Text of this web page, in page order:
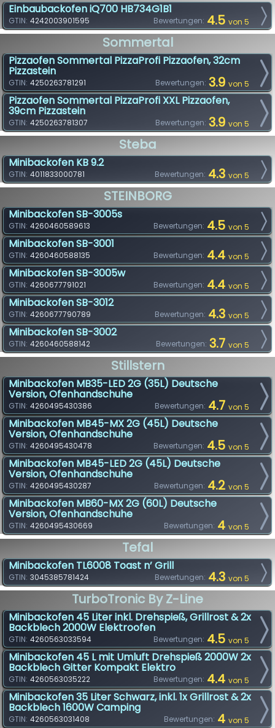
Einbaubackofen iQ700 HB734G1B1
Bewertungen: 4.5 von 5
GTIN: 4242003901595
Sommertal
Pizzaofen Sommertal PizzaProfi Pizzaofen, 32cm
Pizzastein
Bewertungen: 3.9 von 5
GTIN: 4250263781291
Pizzaofen Sommertal PizzaProfi XXL Pizzaofen,
39cm Pizzastein
Bewertungen: 3.9 von 5
GTIN: 4250263781307
Steba
Minibackofen KB 9.2
Bewertungen: 4.3 von 5
GTIN: 4011833000781
STEINBORG
Minibackofen SB-3005s
Bewertungen: 4.5 von 5
GTIN: 4260460589613
Minibackofen SB-3001
Bewertungen: 4.4 von 5
GTIN: 4260460588135
Minibackofen SB-3005w
Bewertungen: 4.4 von 5
GTIN: 4260677791021
Minibackofen SB-3012
Bewertungen: 4.3 von 5
GTIN: 4260677790789
Minibackofen SB-3002
Bewertungen: 3.7 von 5
GTIN: 4260460588142
Stillstern
Minibackofen MB35-LED 2G (35L) Deutsche
Version, Ofenhandschuhe
Bewertungen: 4.7 von 5
GTIN: 4260495430386
Minibackofen MB45-MX 2G (45L) Deutsche
Version, Ofenhandschuhe
Bewertungen: 4.5 von 5
GTIN: 4260495430478
Minibackofen MB45-LED 2G (45L) Deutsche
Version, Ofenhandschuhe
Bewertungen: 4.2 von 5
GTIN: 4260495430287
Minibackofen MB60-MX 2G (60L) Deutsche
Version, Ofenhandschuhe
Bewertungen: 4 von 5
GTIN: 4260495430669
Tefal
Minibackofen TL6008 Toast n’ Grill
Bewertungen: 4.3 von 5
GTIN: 3045385781424
TurboTronic By Z-Line
Minibackofen 45 Liter inkl. Drehspieß, Grillrost & 2x
Backblech 2000W Elektroofen
Bewertungen: 4.5 von 5
GTIN: 4260563033594
Minibackofen 45 L mit Umluft Drehspieß 2000W 2x
Backblech Gitter Kompakt Elektro
Bewertungen: 4.4 von 5
GTIN: 4260563035222
Minibackofen 35 Liter Schwarz, inkl. 1x Grillrost & 2x
Backblech 1600W Camping
Bewertungen: 4 von 5
GTIN: 4260563031408